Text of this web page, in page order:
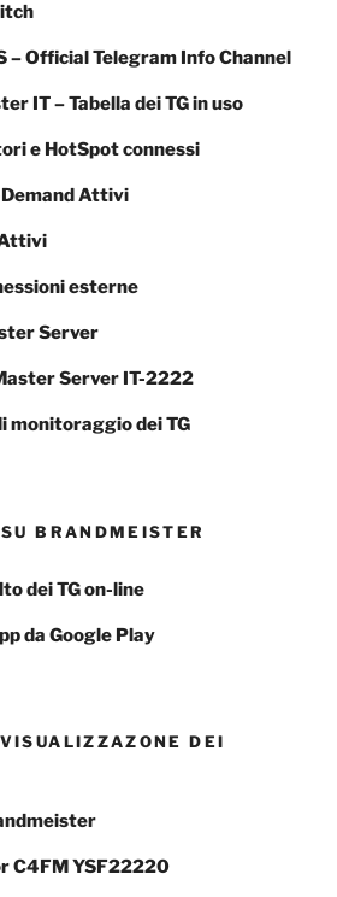
– Official Telegram Info Channel
IT – Tabella dei TG in uso
e HotSpot connessi
Demand Attivi
esterne
Server
Server IT-2222
monitoraggio dei TG
BRANDMEISTER
dei TGon-line
da Google Play
DEI
C4FM YSF22220